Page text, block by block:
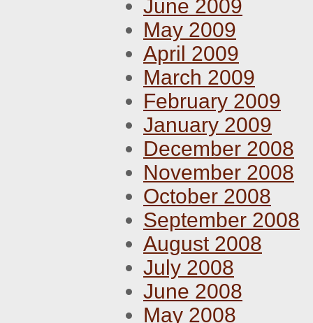
June 2009
May 2009
April 2009
March 2009
February 2009
January 2009
December 2008
November 2008
October 2008
September 2008
August 2008
July 2008
June 2008
May 2008